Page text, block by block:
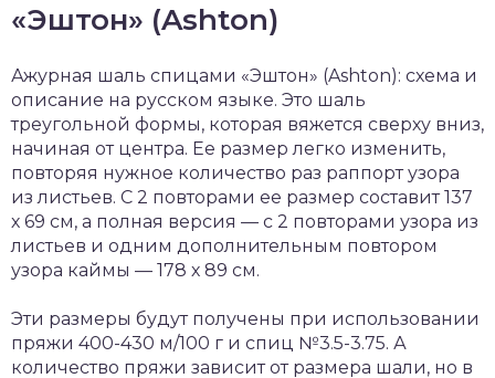
«Эштон» (Ashton)
Ажурная шаль спицами «Эштон» (Ashton): схема и
описание на русском языке. Это шаль
треугольной формы, которая вяжется сверху вниз,
начиная от центра. Ее размер легко изменить,
повторяя нужное количество раз раппорт узора
из листьев. С 2 повторами ее размер составит 137
х 69 см, а полная версия — с 2 повторами узора из
листьев и одним дополнительным повтором
узора каймы — 178 х 89 см.
Эти размеры будут получены при использовании
пряжи 400-430 м/100 г и спиц №3.5-3.75. А
количество пряжи зависит от размера шали, но в